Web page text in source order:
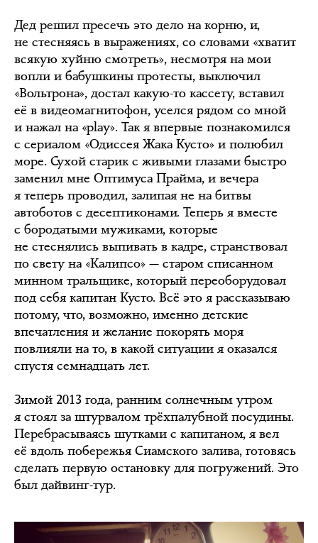
Дед решил пресечь это дело на корню, и,
не стесняясь в выражениях, со словами «хватит
всякую хуйню смотреть», несмотря на мои
вопли и бабушкины протесты, выключил
«Вольтрона», достал какую-то кассету, вставил
её в видеомагнитофон, уселся рядом со мной
и нажал на «play». Так я впервые познакомился
с сериалом «Одиссея Жака Кусто» и полюбил
море. Сухой старик с живыми глазами быстро
заменил мне Оптимуса Прайма, и вечера
я теперь проводил, залипая не на битвы
автоботов с десептиконами. Теперь я вместе
с бородатыми мужиками, которые
не стеснялись выпивать в кадре, странствовал
по свету на «Калипсо» — старом списанном
минном тральщике, который переоборудовал
под себя капитан Кусто. Всё это я рассказываю
потому, что, возможно, именно детские
впечатления и желание покорять моря
повлияли на то, в какой ситуации я оказался
спустя семнадцать лет.
Зимой 2013 года, ранним солнечным утром
я стоял за штурвалом трёхпалубной посудины.
Перебрасываясь шутками с капитаном, я вел
её вдоль побережья Сиамского залива, готовясь
сделать первую остановку для погружений. Это
был дайвинг-тур.